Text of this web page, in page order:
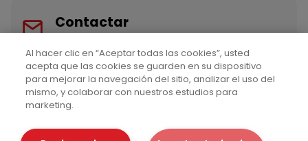
Contactar
Escríbenos para más información
Al hacer clic en “Aceptar todas las cookies”, usted
acepta que las cookies se guarden en su dispositivo
para mejorar la navegación del sitio, analizar el uso del
mismo, y colaborar con nuestros estudios para
marketing.